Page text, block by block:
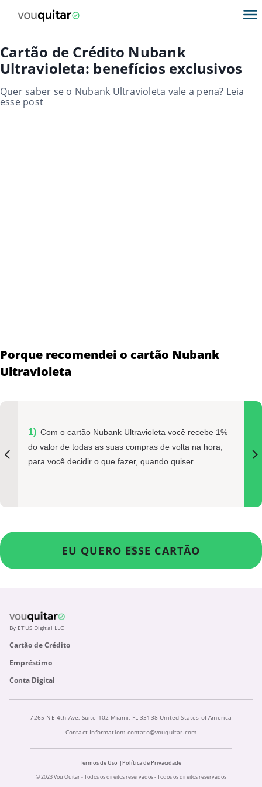
Cartão de Crédito Nubank
Ultravioleta: benefícios exclusivos
Quer saber se o Nubank Ultravioleta vale a pena? Leia
esse post
Porque recomendei o cartão Nubank
Ultravioleta
Com o cartão Nubank Ultravioleta você recebe 1%
do valor de todas as suas compras de volta na hora,
para você decidir o que fazer, quando quiser.
EU QUERO ESSE CARTÃO
By ETUS Digital LLC
Cartão de Crédito
Empréstimo
Conta Digital
7265 NE 4th Ave, Suite 102 Miami, FL 33138 United States of America
Contact Information: contato@vouquitar.com
Termos de Uso
Política de Privacidade
© 2023 Vou Quitar - Todos os direitos reservados - Todos os direitos reservados